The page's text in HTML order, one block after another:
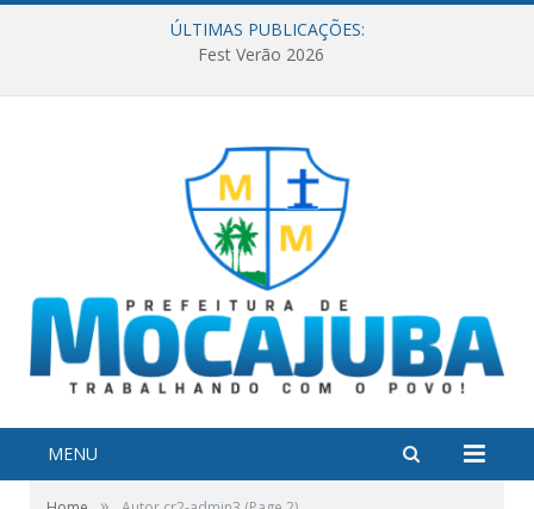
ÚLTIMAS PUBLICAÇÕES:
Fest Verão 2026
MENU